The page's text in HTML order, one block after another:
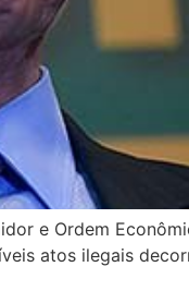
e Ordem
atos ilegais